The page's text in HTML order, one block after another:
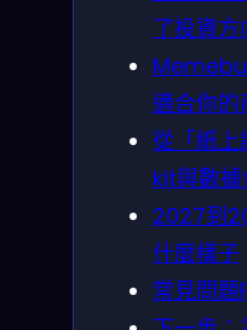
了投資方
適合你的
從「紙上
kit與數
2027到
什麼樣子
常見問題